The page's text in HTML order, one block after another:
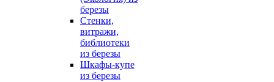
березы
Стенки,
витражи,
библиотеки
из березы
Шкафы-купе
из березы